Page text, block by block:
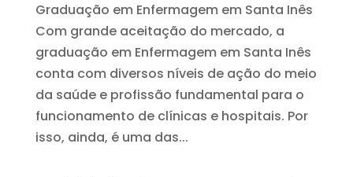
Graduação em Enfermagem em Santa Inês
Com grande aceitação do mercado, a
graduação em Enfermagem em Santa Inês
conta com diversos níveis de ação do meio
da saúde e profissão fundamental para o
funcionamento de clínicas e hospitais. Por
isso, ainda, é uma das...